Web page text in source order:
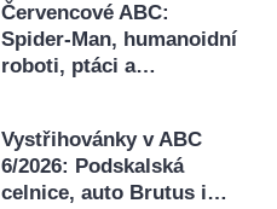
Červencové ABC:
Spider-Man, humanoidní
roboti, ptáci a…
Vystřihovánky v ABC
6/2026: Podskalská
celnice, auto Brutus i…